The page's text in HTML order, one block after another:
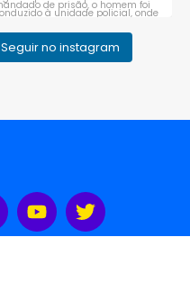
Seguir no instagram